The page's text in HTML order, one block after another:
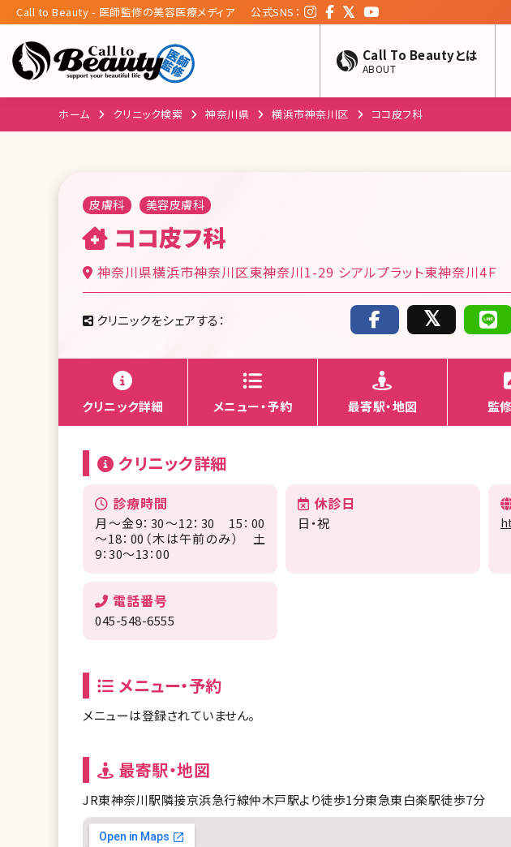
Call to Beauty - 医師監修の美容医療メディア 公式SNS：
Call To Beautyとは
ABOUT
ホーム クリニック検索 神奈川県 横浜市神奈川区 ココ皮フ科
皮膚科 美容皮膚科
ココ皮フ科
神奈川県横浜市神奈川区東神奈川1-29 シアルプラット東神奈川4Ｆ
クリニックをシェアする：
クリニック詳細 メニュー・予約 最寄駅・地図 監
クリニック詳細
診療時間
月～金9：30～12：30 15：00
～18：00（木は午前のみ） 土
9：30～13：00
休診日
日・祝
電話番号
045-548-6555
メニュー・予約
メニューは登録されていません。
最寄駅・地図
JR東神奈川駅隣接京浜急行線仲木戸駅より徒歩1分東急東白楽駅徒歩7分